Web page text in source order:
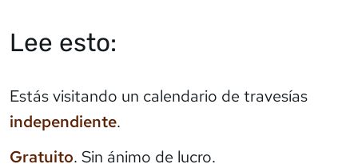
Lee esto:
Estás visitando un calendario de travesías
independiente.
Gratuito. Sin ánimo de lucro.